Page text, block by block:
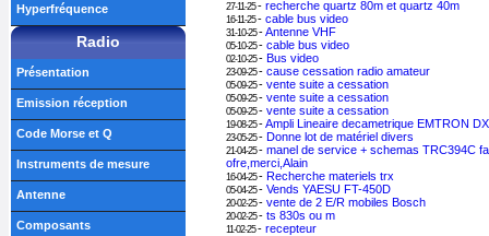
27-11-25- recherche quartz 80m et quartz 40m
16-11-25- cable bus video
31-10-25-Antenne VHF
05-10-25- cable bus video
02-10-25- Bus video
23-09-25- cause cessation radio amateur
05-09-25- vente suite a cessation
05-09-25- vente suite a cessation
05-09-25- vente suite a cessation
19-08-25-Ampli Lineaire decametrique EMTRON
23-05-25- Donne lot de matériel divers
21-04-25- manel de service + schemas TRC394C
ofre,merci,Alain
16-04-25- Recherche materiels trx
05-04-25- Vends YAESU FT-450D
20-02-25- vente de 2 E/R mobiles Bosch
20-02-25- ts 830s ou m
11-02-25- recepteur
Hyperfréquence
Radio
Présentation
Emission réception
Code Morse et Q
Instruments de mesure
Antenne
Composants